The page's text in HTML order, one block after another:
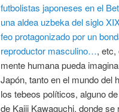
futbolistas japoneses en el
una aldea uzbeka del siglo
feo protagonizado por un
reproductor masculino…, etc,
mente humana pueda
Japón, tanto en el mundo del
los tebeos políticos, alguno
de Kaiji Kawaguchi, donde